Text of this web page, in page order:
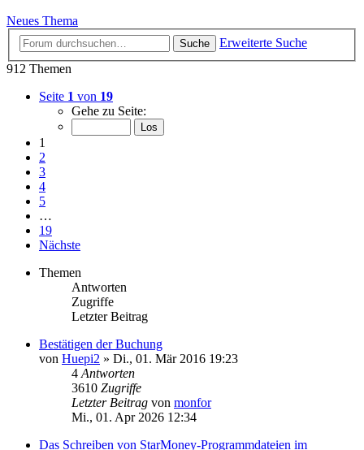
Neues Thema
Suche
Erweiterte Suche
912 Themen
Seite 1 von 19
Gehe zu Seite:
1
2
3
4
5
…
19
Nächste
Themen
Antworten
Zugriffe
Letzter Beitrag
Bestätigen der Buchung
von Huepi2 » Di., 01. Mär 2016 19:23
4 Antworten
3610 Zugriffe
Letzter Beitrag von monfor
Mi., 01. Apr 2026 12:34
Das Schreiben von StarMoney-Programmdateien im